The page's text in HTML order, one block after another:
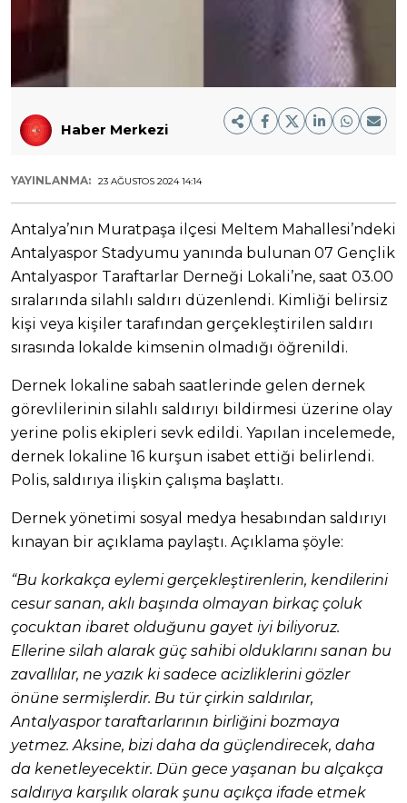
Haber Merkezi
YAYINLANMA: 23 AĞUSTOS 2024 14:14
Antalya’nın Muratpaşa ilçesi Meltem Mahallesi’ndeki
Antalyaspor Stadyumu yanında bulunan 07 Gençlik
Antalyaspor Taraftarlar Derneği Lokali’ne, saat 03.00
sıralarında silahlı saldırı düzenlendi. Kimliği belirsiz
kişi veya kişiler tarafından gerçekleştirilen saldırı
sırasında lokalde kimsenin olmadığı öğrenildi.
Dernek lokaline sabah saatlerinde gelen dernek
görevlilerinin silahlı saldırıyı bildirmesi üzerine olay
yerine polis ekipleri sevk edildi. Yapılan incelemede,
dernek lokaline 16 kurşun isabet ettiği belirlendi.
Polis, saldırıya ilişkin çalışma başlattı.
Dernek yönetimi sosyal medya hesabından saldırıyı
kınayan bir açıklama paylaştı. Açıklama şöyle:
“Bu korkakça eylemi gerçekleştirenlerin, kendilerini
cesur sanan, aklı başında olmayan birkaç çoluk
çocuktan ibaret olduğunu gayet iyi biliyoruz.
Ellerine silah alarak güç sahibi olduklarını sanan bu
zavallılar, ne yazık ki sadece acizliklerini gözler
önüne sermişlerdir. Bu tür çirkin saldırılar,
Antalyaspor taraftarlarının birliğini bozmaya
yetmez. Aksine, bizi daha da güçlendirecek, daha
da kenetleyecektir. Dün gece yaşanan bu alçakça
saldırıya karşılık olarak şunu açıkça ifade etmek